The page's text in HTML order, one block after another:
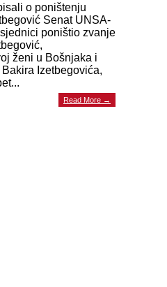
o poništenju
Senat UNSA-
poništio zvanje
ženi u Bošnjaka i
Izetbegovića,
Read More →